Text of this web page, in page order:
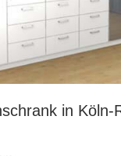
in Köln-